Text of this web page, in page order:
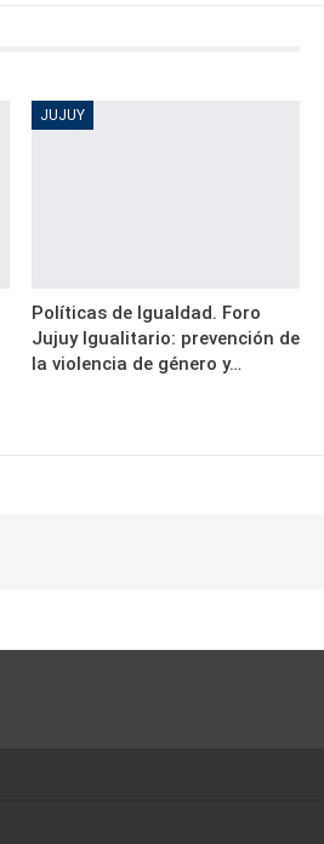
JUJUY
Políticas de Igualdad. Foro
Jujuy Igualitario: prevención de
la violencia de género y…